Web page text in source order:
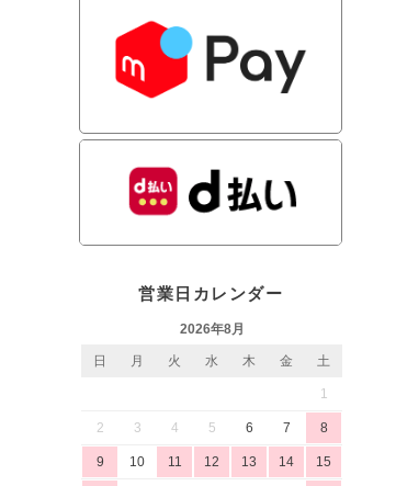
営業日カレンダー
2026年8月
日 月 火 水 木 金 土
1
2 3 4 5 6 7 8
9 10 11 12 13 14 15